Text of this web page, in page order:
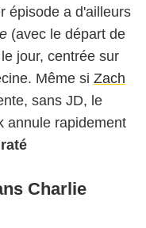
épisode a d'ailleurs
(avec le départ de
jour, centrée sur
Même si Zach
sans JD, le
annule rapidement
Charlie